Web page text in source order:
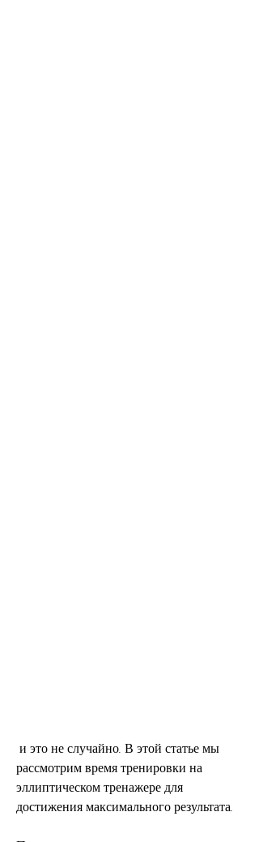
рассмотрим время тренировки на
эллиптическом тренажере для
достижения максимального результата.